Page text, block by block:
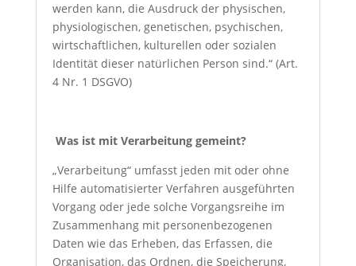
werden kann, die Ausdruck der physischen,
physiologischen, genetischen, psychischen,
wirtschaftlichen, kulturellen oder sozialen
Identität dieser natürlichen Person sind.“ (Art.
4 Nr. 1 DSGVO)
Was ist mit Verarbeitung gemeint?
„Verarbeitung“ umfasst jeden mit oder ohne
Hilfe automatisierter Verfahren ausgeführten
Vorgang oder jede solche Vorgangsreihe im
Zusammenhang mit personenbezogenen
Daten wie das Erheben, das Erfassen, die
Organisation, das Ordnen, die Speicherung,